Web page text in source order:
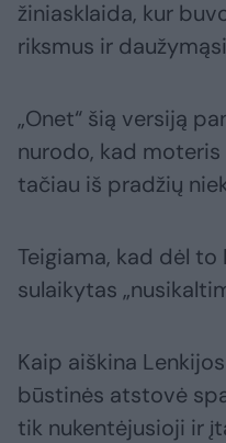
žiniasklaida, kur
riksmus ir
„Onet“ šią versiją
nurodo, kad
tačiau iš pradžių
Teigiama, kad dėl
sulaikytas
Kaip aiškina
būstinės atstovė
tik nukentėjusioji ir